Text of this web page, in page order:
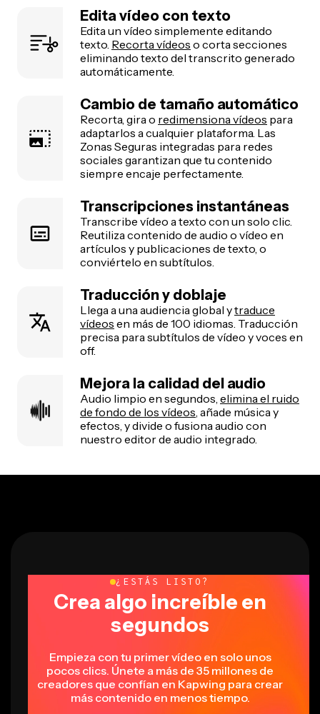
Edita vídeo con texto
Edita un vídeo simplemente editando
texto. Recorta vídeos o corta secciones
eliminando texto del transcrito generado
automáticamente.
Cambio de tamaño automático
Recorta, gira o redimensiona vídeos para
adaptarlos a cualquier plataforma. Las
Zonas Seguras integradas para redes
sociales garantizan que tu contenido
siempre encaje perfectamente.
Transcripciones instantáneas
Transcribe vídeo a texto con un solo clic.
Reutiliza contenido de audio o vídeo en
artículos y publicaciones de texto, o
conviértelo en subtítulos.
Traducción y doblaje
Llega a una audiencia global ytraduce
vídeos en más de 100 idiomas. Traducción
precisa para subtítulos de vídeo y voces en
off.
Mejora la calidad del audio
Audio limpio en segundos, elimina el ruido
de fondo de los vídeos, añade música y
efectos, y divide o fusiona audio con
nuestro editor de audio integrado.
¿ESTÁS LISTO?
Crea algo increíble en
segundos
Empieza con tu primer vídeo en solo unos
pocos clics. Únete a más de 35 millones de
creadores que confían en Kapwing para crear
más contenido en menos tiempo.